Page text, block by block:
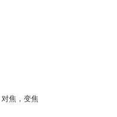
焦，变焦